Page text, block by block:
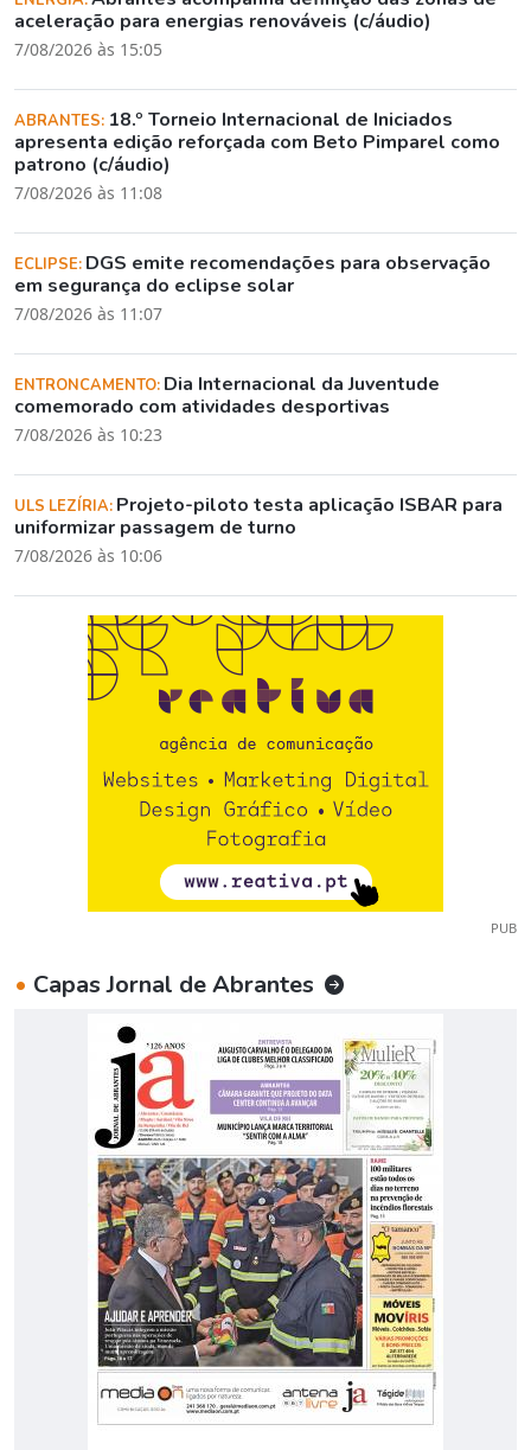
aceleração para energias renováveis (c/áudio)
7/08/2026 às 15:05
ABRANTES: 18.º Torneio Internacional de Iniciados
apresenta edição reforçada com Beto Pimparel como
patrono (c/áudio)
7/08/2026 às 11:08
ECLIPSE: DGS emite recomendações para observação
em segurança do eclipse solar
7/08/2026 às 11:07
ENTRONCAMENTO: Dia Internacional da Juventude
comemorado com atividades desportivas
7/08/2026 às 10:23
ULS LEZÍRIA: Projeto-piloto testa aplicação ISBAR para
uniformizar passagem de turno
7/08/2026 às 10:06
PUB
• Capas Jornal de Abrantes